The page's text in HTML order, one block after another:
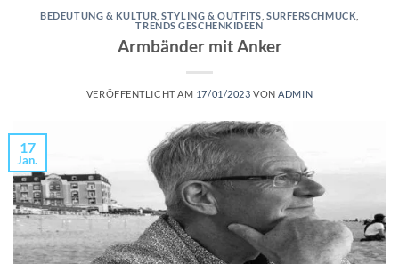
BEDEUTUNG & KULTUR ,STYLING & OUTFITS ,SURFERSCHMUCK
TRENDS GESCHENKIDEEN
Armbänder mit Anker
VERÖFFENTLICHT AM 17/01/2023 VONADMIN
17
Jan.